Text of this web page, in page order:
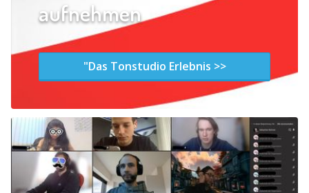
aufnehmen
"Das Tonstudio Erlebnis >>